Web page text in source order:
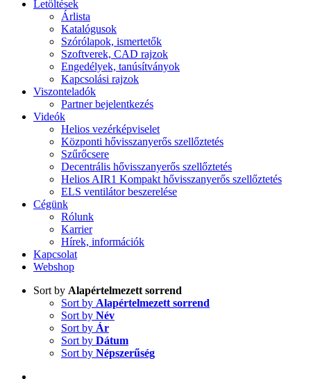
Letöltések
Árlista
Katalógusok
Szórólapok, ismertetők
Szoftverek, CAD rajzok
Engedélyek, tanúsítványok
Kapcsolási rajzok
Viszonteladók
Partner bejelentkezés
Videók
Helios vezérképviselet
Központi hővisszanyerős szellőztetés
Szűrőcsere
Decentrális hővisszanyerős szellőztetés
Helios AIR1 Kompakt hővisszanyerős szellőztetés
ELS ventilátor beszerelése
Cégünk
Rólunk
Karrier
Hírek, információk
Kapcsolat
Webshop
Sort by Alapértelmezett sorrend
Sort by Alapértelmezett sorrend
Sort by Név
Sort by Ár
Sort by Dátum
Sort by Népszerűség